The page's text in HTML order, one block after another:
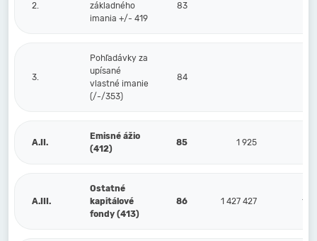
2.
základného
imania +/- 419
83
3.
Pohľadávky za
upísané
vlastné imanie
(/-/353)
84
A.II.
Emisné ážio
(412)
85 1 925
A.III.
Ostatné
kapitálové
fondy (413)
86 1 427 427 1